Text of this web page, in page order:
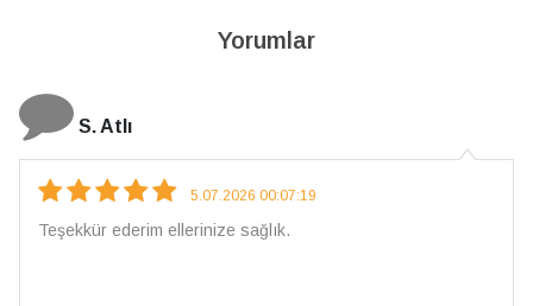
Yorumlar
N. Elçi
4.08.2026 16:27:03
Çarpıcı ve olağanüstü bir işçilikle hazırlanmış bir mücevher.